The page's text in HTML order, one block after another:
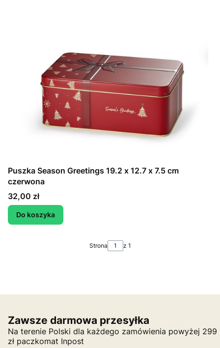
Puszka Season Greetings 19.2 x 12.7 x 7.5 cm
czerwona
Cena
32,00 zł
Do koszyka
Strona z 1
Zawsze darmowa przesyłka
Na terenie Polski dla każdego zamówienia powyżej 299
zł paczkomat Inpost